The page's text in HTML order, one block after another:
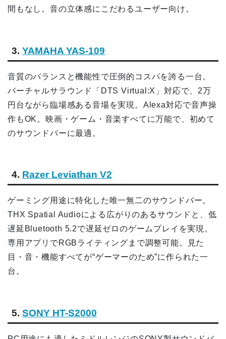
間もなし。音の立体感にこだわるユーザー向け。
3. YAMAHA YAS-109
音質のバランスと機能性で圧倒的コスパを誇る一台。
バーチャルサラウンド「DTS Virtual:X」対応で、2万
円台ながら臨場感ある音場を実現。Alexa対応で音声操
作もOK。映画・ゲーム・音楽すべてに万能で、初めて
のサウンドバーに最適。
4. Razer Leviathan V2
ゲーミング用途に特化した唯一無二のサウンドバー。
THX Spatial Audioによる広がりのあるサウンドと、低
遅延Bluetooth 5.2で遅延ゼロのゲームプレイを実現。
専用アプリでRGBライティングまで調整可能。見た
目・音・機能すべてが“ゲーマーのため”に作られた一
台。
5. SONY HT-S2000